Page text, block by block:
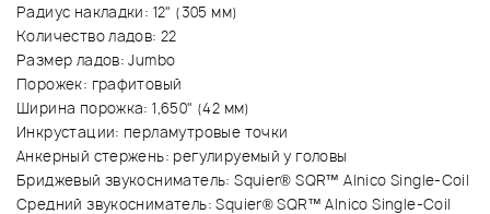
Радиус накладки: 12" (305 мм)
Количество ладов: 22
Размер ладов: Jumbo
Порожек: графитовый
Ширина порожка: 1,650" (42 мм)
Инкрустации: перламутровые точки
Анкерный стержень: регулируемый у головы
Бриджевый звукосниматель: Squier® SQR™ Alnico Single-Coil
Средний звукосниматель: Squier® SQR™ Alnico Single-Coil